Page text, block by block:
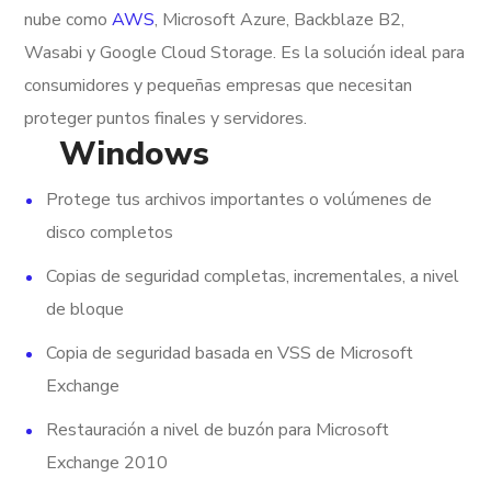
nube comoAWS, Microsoft Azure, Backblaze B2,
Wasabi y Google Cloud Storage. Es la solución ideal para
consumidores y pequeñas empresas que necesitan
proteger puntos finales y servidores.
Windows
Protege tus archivos importantes o volúmenes de
disco completos
Copias de seguridad completas, incrementales, a nivel
de bloque
Copia de seguridad basada en VSS de Microsoft
Exchange
Restauración a nivel de buzón para Microsoft
Exchange 2010